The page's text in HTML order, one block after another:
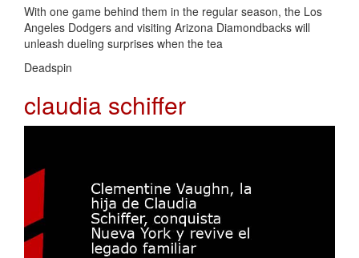
With one game behind them in the regular season, the Los
Angeles Dodgers and visiting Arizona Diamondbacks will
unleash dueling surprises when the tea
Deadspin
claudia schiffer